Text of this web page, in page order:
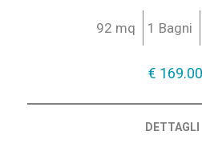
92 mq 1 Bagni
€
DETTAGLI